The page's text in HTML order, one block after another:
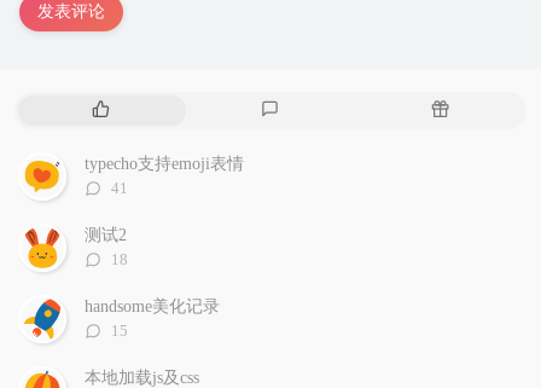
发表评论
热
文
章
随
typecho支持emoji表情
评
数：
41
测试2
评
数：
18
handsome美化记录
评
数：
15
本地加载js及css